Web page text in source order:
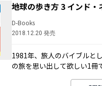
地球の歩き方 3 インド・
D-Books
2018.12.20 発売
1981年、旅人のバイブルと
の旅を思い出して欲しい1冊